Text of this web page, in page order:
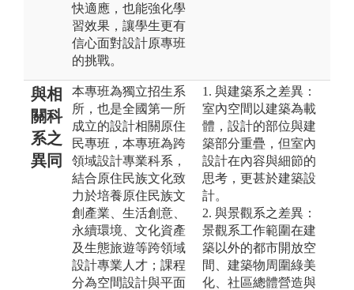
快適應，也能強化學
習效果，讓學生更有
信心面對設計原專班
的挑戰。
與相
關科
系之
異同
本專班為獨立招生系
所，也是全國第一所
成立的設計相關原住
民專班，本專班為跨
領域設計專業科系，
結合原住民族文化致
力於培養原住民族文
創產業、生活創意、
永續環境、文化資產
及生態旅遊等跨領域
設計專業人才；課程
分為空間設計與平面
1. 與建築系之差異：
室內空間以建築為載
體，設計的部位與建
築部分重疊，但室內
設計在內容與細節的
思考，更甚於建築設
計。
2. 與景觀系之差異：
景觀系工作範圍在建
築以外的都市開放空
間、建築物周圍綠美
化、社區總體營造與